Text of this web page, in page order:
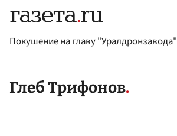
Покушение на главу "Уралдронзавода"
Глеб Трифонов